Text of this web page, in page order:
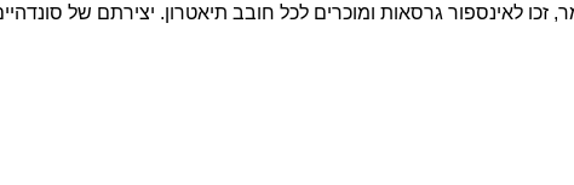
לאינספור גרסאות ומוכרים לכל חובב תיאטרון. יצירתם של